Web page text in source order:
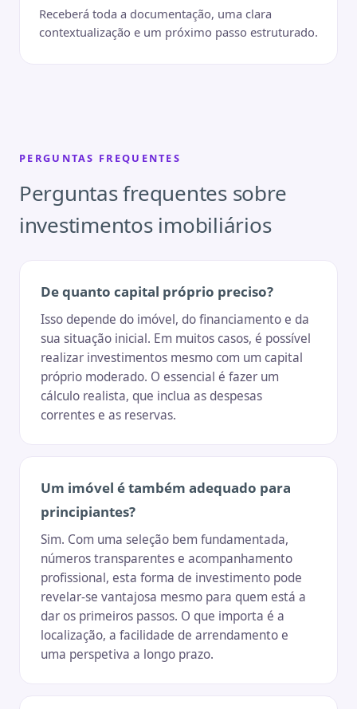
Receberá toda a documentação, uma clara
contextualização e um próximo passo estruturado.
PERGUNTAS FREQUENTES
Perguntas frequentes sobre
investimentos imobiliários
De quanto capital próprio preciso?
Isso depende do imóvel, do financiamento e da
sua situação inicial. Em muitos casos, é possível
realizar investimentos mesmo com um capital
próprio moderado. O essencial é fazer um
cálculo realista, que inclua as despesas
correntes e as reservas.
Um imóvel é também adequado para
principiantes?
Sim. Com uma seleção bem fundamentada,
números transparentes e acompanhamento
profissional, esta forma de investimento pode
revelar-se vantajosa mesmo para quem está a
dar os primeiros passos. O que importa é a
localização, a facilidade de arrendamento e
uma perspetiva a longo prazo.